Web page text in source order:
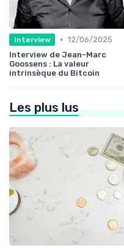
Interview • 12/06/2025
Interview de Jean-Marc
Goossens : La valeur
intrinsèque du Bitcoin
Les plus lus